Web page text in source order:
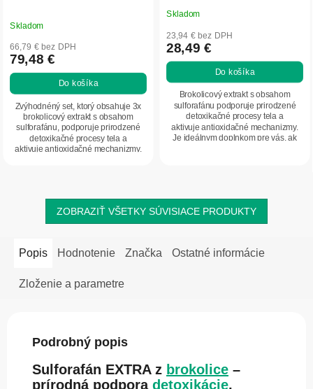
Skladom
66,79 € bez DPH
79,48 €
Do košíka
Zvýhodnéný set, ktorý obsahuje 3x
brokolicový extrakt s obsahom
sulforafánu, podporuje prirodzené
detoxikačné procesy tela a
aktivuje antioxidačné mechanizmy.
Priemerné
hodnotenie
produktu
je
5,0
hviezdičiek.
Skladom
23,94 € bez DPH
28,49 €
Do košíka
Brokolicový extrakt s obsahom
sulforafánu podporuje prirodzené
detoxikačné procesy tela a
aktivuje antioxidačné mechanizmy.
Je ideálnym doplnkom pre vás, ak
ZOBRAZIŤ VŠETKY SÚVISIACE PRODUKTY
Popis Hodnotenie Značka Ostatné informácie
Zloženie a parametre
Podrobný popis
Sulforafán EXTRA z brokolice –
prírodná podpora detoxikácie,